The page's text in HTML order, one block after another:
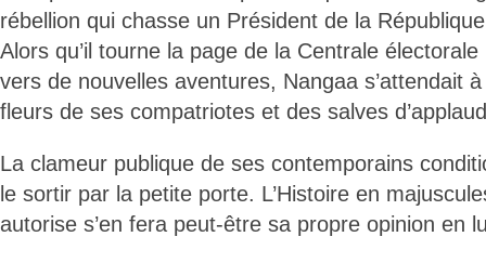
rébellion qui chasse un Président de la
Alors qu’il tourne la page de la Centrale
vers de nouvelles aventures, Nangaa s’attendait
fleurs de ses compatriotes et des salves
La clameur publique de ses contemporains
le sortir par la petite porte. L’Histoire en
autorise s’en fera peut-être sa propre opinion en